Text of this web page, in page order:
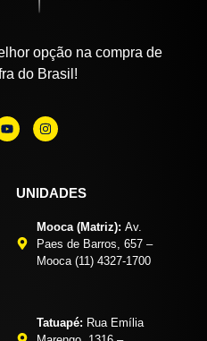
opção na compra de
do Brasil!
UNIDADES
Mooca (Matriz): Av.
Paes de Barros, 657 –
Mooca (11) 4327-1700
Tatuapé: Rua Emília